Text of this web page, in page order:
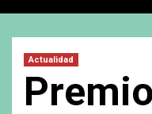
Actualidad